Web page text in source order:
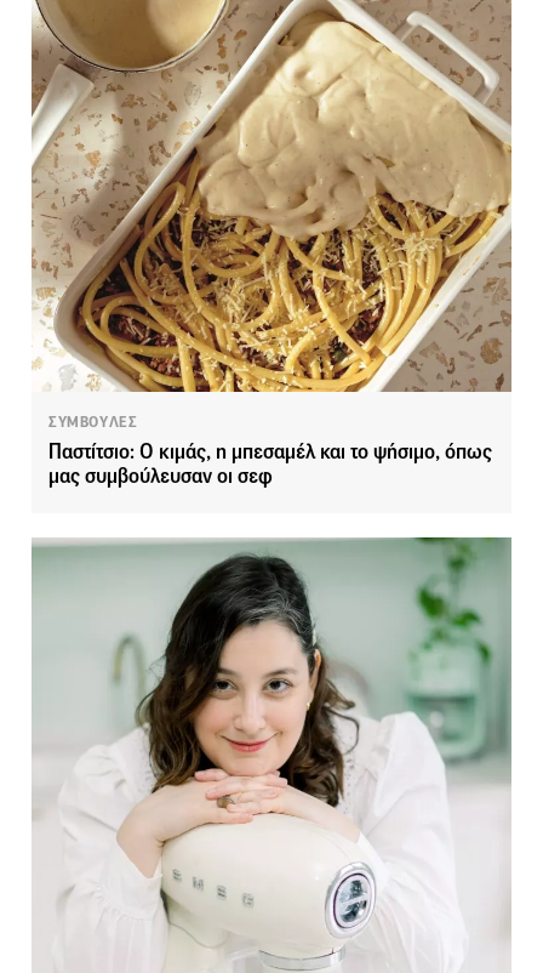
ΣΥΜΒΟΥΛΕΣ
Παστίτσιο: Ο κιμάς, η μπεσαμέλ και το ψήσιμο, όπως
μας συμβούλευσαν οι σεφ